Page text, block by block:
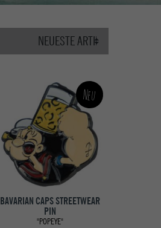
Neu
BAVARIAN CAPS STREETWEAR
PIN
"POPEYE"